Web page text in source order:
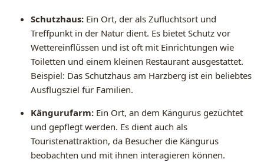
Schutzhaus: Ein Ort, der als Zufluchtsort und
Treffpunkt in der Natur dient. Es bietet Schutz vor
Wettereinflüssen und ist oft mit Einrichtungen wie
Toiletten und einem kleinen Restaurant ausgestattet.
Beispiel: Das Schutzhaus am Harzberg ist ein beliebtes
Ausflugsziel für Familien.
Kängurufarm: Ein Ort, an dem Kängurus gezüchtet
und gepflegt werden. Es dient auch als
Touristenattraktion, da Besucher die Kängurus
beobachten und mit ihnen interagieren können.